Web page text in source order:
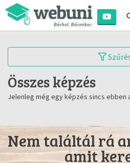
Összes képzés
Jelenleg még egy képzés sincs ebben
Nem találtál rá
amit